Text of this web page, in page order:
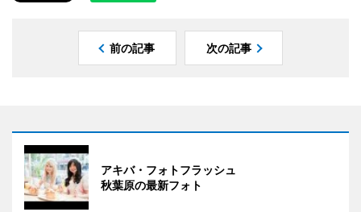
前の記事 次の記事
アキバ・フォトフラッシュ
秋葉原の最新フォト